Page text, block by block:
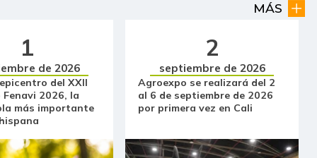
-
$ 53.660,00
$ 28.768,00 +$ 1.661,00 +6,13%
$ 1.229,00 -$ 229,00
$ 2.642,00 -$ 266,00 -9,15%
MÁS
1
de 2026
del XXII
Fenavi 2026, la
más importante
2
septiembre de 2026
Agroexpo se realizará del 2
al 6 de septiembre de 2026
por primera vez en Cali